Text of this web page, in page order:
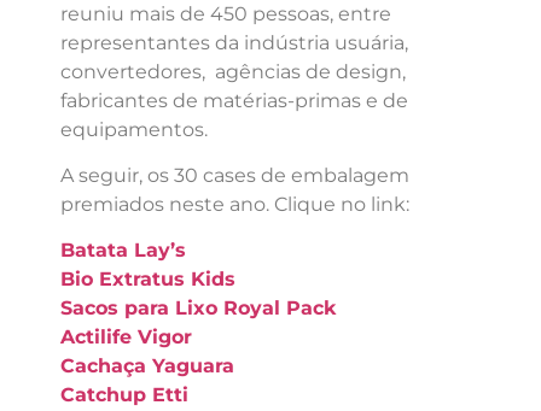
reuniu mais de 450 pessoas, entre
representantes da indústria usuária,
convertedores, agências de design,
fabricantes de matérias-primas e de
equipamentos.
A seguir, os 30 cases de embalagem
premiados neste ano. Clique no link:
Batata Lay’s
Bio Extratus Kids
Sacos para Lixo Royal Pack
Actilife Vigor
Cachaça Yaguara
Catchup Etti